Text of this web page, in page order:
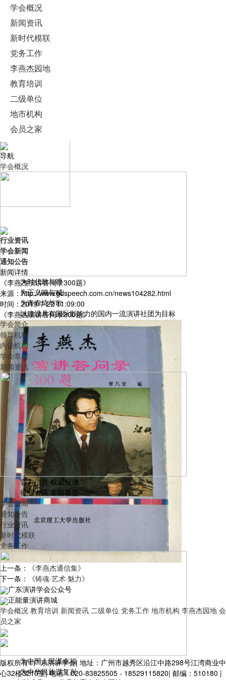
学会概况
新闻资讯
新时代模联
党务工作
李燕杰园地
教育培训
二级单位
地市机构
会员之家
导航
学会概况
为时代鼓与呼
为正义呐与喊
为青春诗与歌
以建设具有国际影响力的国内一流演讲社团为目标
学会简介
领导机构
内设机构
学会章程
新闻资讯
官方信息 权威报道
行业资讯 全面覆盖
学会新闻
通知公告
行业资讯
新时代模联
党务工作
为中国人民谋幸福
为中华民族谋复兴
行业资讯
学会新闻
通知公告
新闻详情
《李燕杰演讲答问录300题》
来源：http://www.gdspeech.com.cn/news104282.html
时间：2019-7-22 11:09:00
《李燕杰演讲答问录300题》
上一条：
《李燕杰通信集》
下一条：
《铸魂·艺术·魅力》
广东演讲学会公众号
正能量演讲商城
学会概况 教育培训 新闻资讯 二级单位 党务工作 地市机构 李燕杰园地 会
员之家
版权所有©广东演讲学会| 地址：广州市越秀区沿江中路298号江湾商业中
心32楼3210室|电话：020-83825505 - 18529115820| 邮编：510180 |